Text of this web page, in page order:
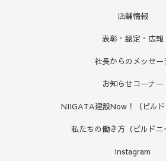
店舗情報
表彰・認定・広報
社長からのメッセー
お知らせコーナー
NIIGATA建設Now！（ビルド
私たちの働き方（ビルドニ
Instagram